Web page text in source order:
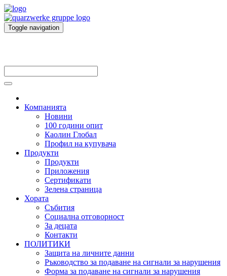
Toggle navigation
Компанията
Новини
100 години опит
Каолин Глобал
Профил на купувача
Продукти
Продукти
Приложения
Сертификати
Зелена страница
Хората
Събития
Социална отговорност
За децата
Контакти
ПОЛИТИКИ
Защита на личните данни
Ръководство за подаване на сигнали за нарушения
Форма за подаване на сигнали за нарушения